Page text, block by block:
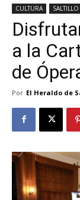
CULTURA SALTILLO
a la
de
Por El Heraldo de